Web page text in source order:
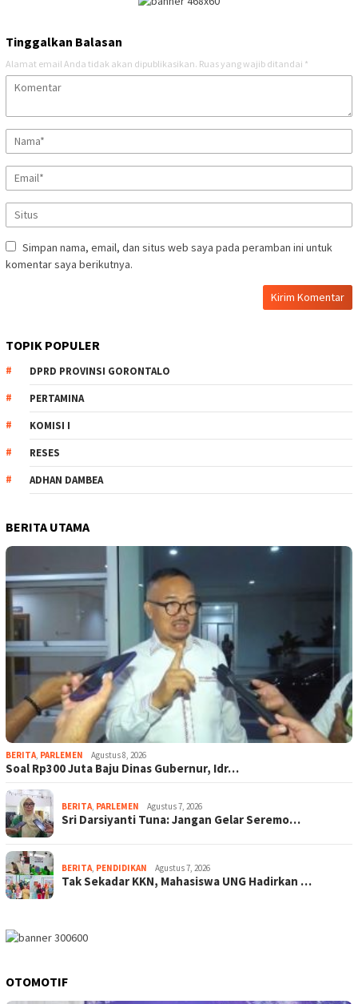
Tinggalkan Balasan
Alamat email Anda tidak akan dipublikasikan. Ruas yang wajib ditandai *
Simpan nama, email, dan situs web saya pada peramban ini untuk
komentar saya berikutnya.
TOPIK POPULER
DPRD PROVINSI GORONTALO
PERTAMINA
KOMISI I
RESES
ADHAN DAMBEA
BERITA UTAMA
BERITA, PARLEMEN Agustus 8, 2026
Soal Rp300 Juta Baju Dinas Gubernur, Idr…
BERITA, PARLEMEN Agustus 7, 2026
Sri Darsiyanti Tuna: Jangan Gelar Seremo…
BERITA, PENDIDIKAN Agustus 7, 2026
Tak Sekadar KKN, Mahasiswa UNG Hadirkan …
OTOMOTIF